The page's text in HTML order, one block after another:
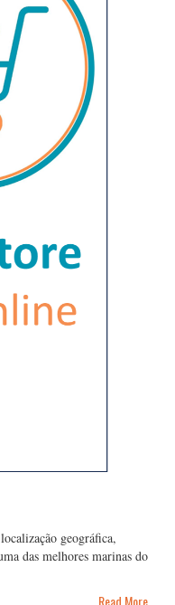
geográfica,
das melhores marinas do
Read More